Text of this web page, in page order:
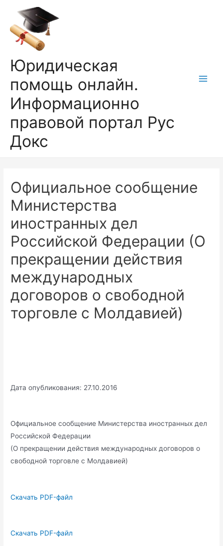
содержимому
Юридическая
помощь онлайн.
Информационно
правовой портал Рус
Докс
Официальное сообщение
Министерства
иностранных дел
Российской Федерации (О
прекращении действия
международных
договоров о свободной
торговле с Молдавией)
Дата опубликования: 27.10.2016
Официальное сообщение Министерства иностранных дел
Российской Федерации
(О прекращении действия международных договоров о
свободной торговле с Молдавией)
Скачать PDF-файл
Скачать PDF-файл